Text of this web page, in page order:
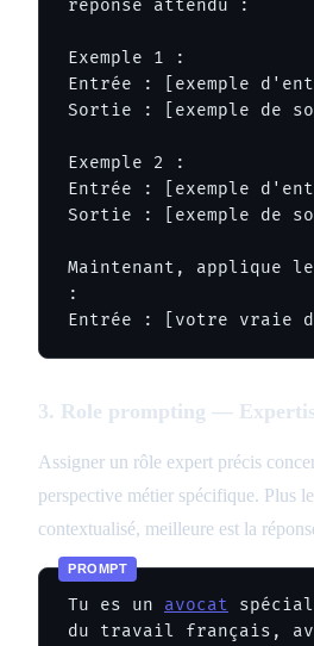
réponse attendu :
Exemple 1 :
Entrée : [exemple
Sortie : [exemple de
Exemple 2 :
Entrée : [exemple
Sortie : [exemple de
Maintenant, applique le
:
Entrée : [votre vraie
3. Role prompting —
Assigner un rôle expert précis
perspective métier spécifique. Plus
contextualisé, meilleure est la
Tu es un avocat
du travail français,